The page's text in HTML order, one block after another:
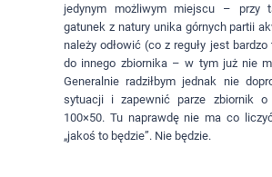
jedynym możliwym miejscu – przy
gatunek z natury unika górnych partii
należy odłowić (co z reguły jest
do innego zbiornika – w tym już nie
Generalnie radziłbym jednak nie
sytuacji i zapewnić parze zbiornik o
100×50. Tu naprawdę nie ma co
„jakoś to będzie”. Nie będzie.